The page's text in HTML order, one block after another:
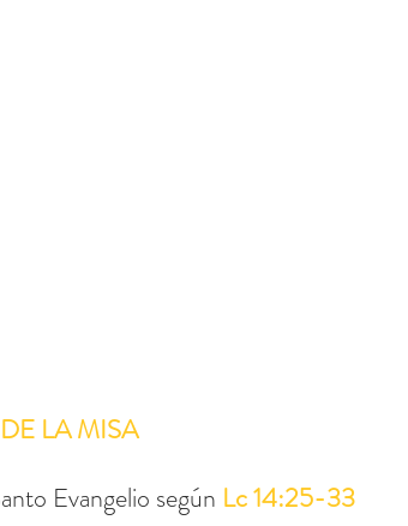
LA MISA
Evangelio según Lc 14:25-33